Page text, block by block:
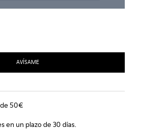
AVÍSAME
50€
en un plazo de 30 días.